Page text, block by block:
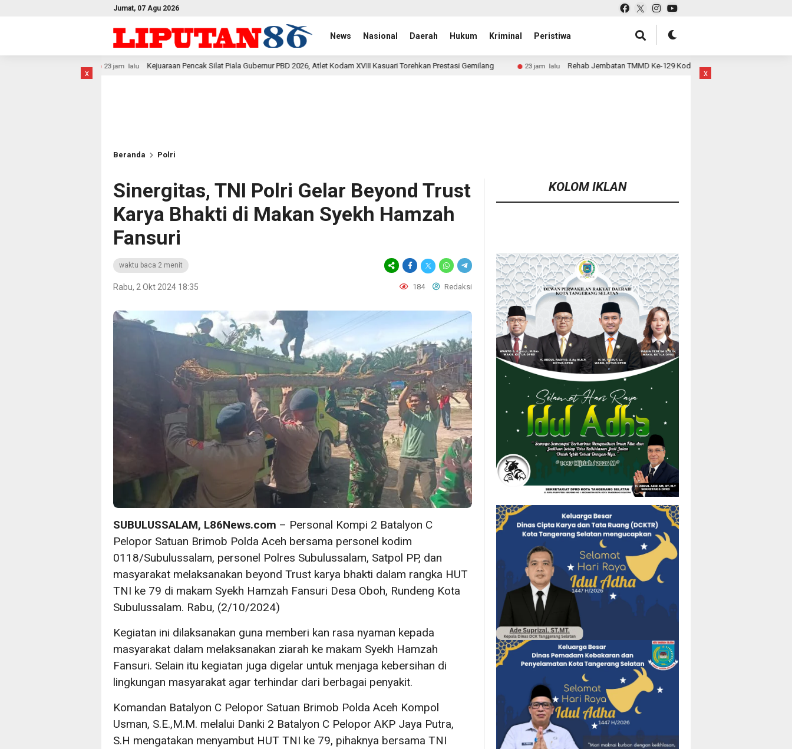
Jumat, 07 Agu 2026
News Nasional Daerah Hukum Kriminal Peristiwa
x
Kejuaraan Pencak Silat Piala Gubernur PBD 2026, Atlet Kodam XVIII Kasuari Torehkan Prestasi Gemilang 23 jam lalu Rehab Jembatan TMMD Ke-129 Kodim 1807/Sorsel Hampir Rampung, Perkuat Akses dan
Beranda Polri
Sinergitas, TNI Polri Gelar Beyond Trust
Karya Bhakti di Makan Syekh Hamzah
Fansuri
waktu baca 2 menit
Rabu, 2 Okt 2024 18:35 184 Redaksi
SUBULUSSALAM, L86News.com – Personal Kompi 2 Batalyon C
Pelopor Satuan Brimob Polda Aceh bersama personel kodim
0118/Subulussalam, personel Polres Subulussalam, Satpol PP, dan
masyarakat melaksanakan beyond Trust karya bhakti dalam rangka HUT
TNI ke 79 di makam Syekh Hamzah Fansuri Desa Oboh, Rundeng Kota
Subulussalam. Rabu, (2/10/2024)
Kegiatan ini dilaksanakan guna memberi kan rasa nyaman kepada
masyarakat dalam melaksanakan ziarah ke makam Syekh Hamzah
Fansuri. Selain itu kegiatan juga digelar untuk menjaga kebersihan di
lingkungan masyarakat agar terhindar dari berbagai penyakit.
Komandan Batalyon C Pelopor Satuan Brimob Polda Aceh Kompol
Usman, S.E.,M.M. melalui Danki 2 Batalyon C Pelopor AKP Jaya Putra,
S.H mengatakan menyambut HUT TNI ke 79, pihaknya bersama TNI
KOLOM IKLAN
x